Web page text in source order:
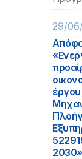
29/
2030»